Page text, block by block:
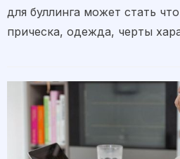
для буллинга может стать
прическа, одежда, черты